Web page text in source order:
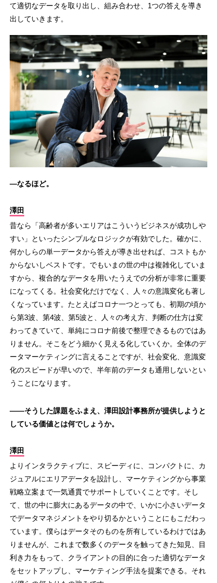
て適切なデータを取り出し、組み合わせ、1つの答えを導き
出していきます。
―なるほど。
澤田
昔なら「高齢者が多いエリアはこういうビジネスが成功しや
すい」といったシンプルなロジックが有効でした。確かに、
何かしらの単一データから答えが導き出せれば、コストもか
からないしベストです。でもいまの世の中は複雑化していま
すから、複合的なデータを用いたうえでの分析が非常に重要
になってくる。社会変化だけでなく、人々の意識変化も著し
くなっています。たとえばコロナ一つとっても、初期の頃か
ら第3波、第4波、第5波と、人々の考え方、判断の仕方は変
わってきていて、単純にコロナ前後で整理できるものではあ
りません。そこをどう細かく見える化していくか。全体のデ
ータマーケティングに言えることですが、社会変化、意識変
化のスピードが早いので、半年前のデータも通用しないとい
うことになります。
――そうした課題をふまえ、澤田設計事務所が提供しようと
している価値とは何でしょうか。
澤田
よりインタラクティブに、スピーディに、コンパクトに、カ
ジュアルにエリアデータを設計し、マーケティングから事業
戦略立案まで一気通貫でサポートしていくことです。そし
て、世の中に膨大にあるデータの中で、いかに小さいデータ
でデータマネジメントをやり切るかということにもこだわっ
ています。僕らはデータそのものを所有しているわけではあ
りませんが、これまで数多くのデータを触ってきた知見、目
利き力をもって、クライアントの目的に合った適切なデータ
をセットアップし、マーケティング手法を提案できる。それ